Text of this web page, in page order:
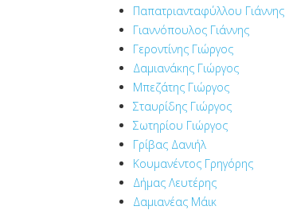
Παπατριανταφύλλου Γιάννης
Γιαννόπουλος Γιάννης
Γεροντίνης Γιώργος
Δαμιανάκης Γιώργος
Μπεζάτης Γιώργος
Σταυρίδης Γιώργος
Σωτηρίου Γιώργος
Γρίβας Δανιήλ
Κουμανέντος Γρηγόρης
Δήμας Λευτέρης
Δαμιανέας Μάικ